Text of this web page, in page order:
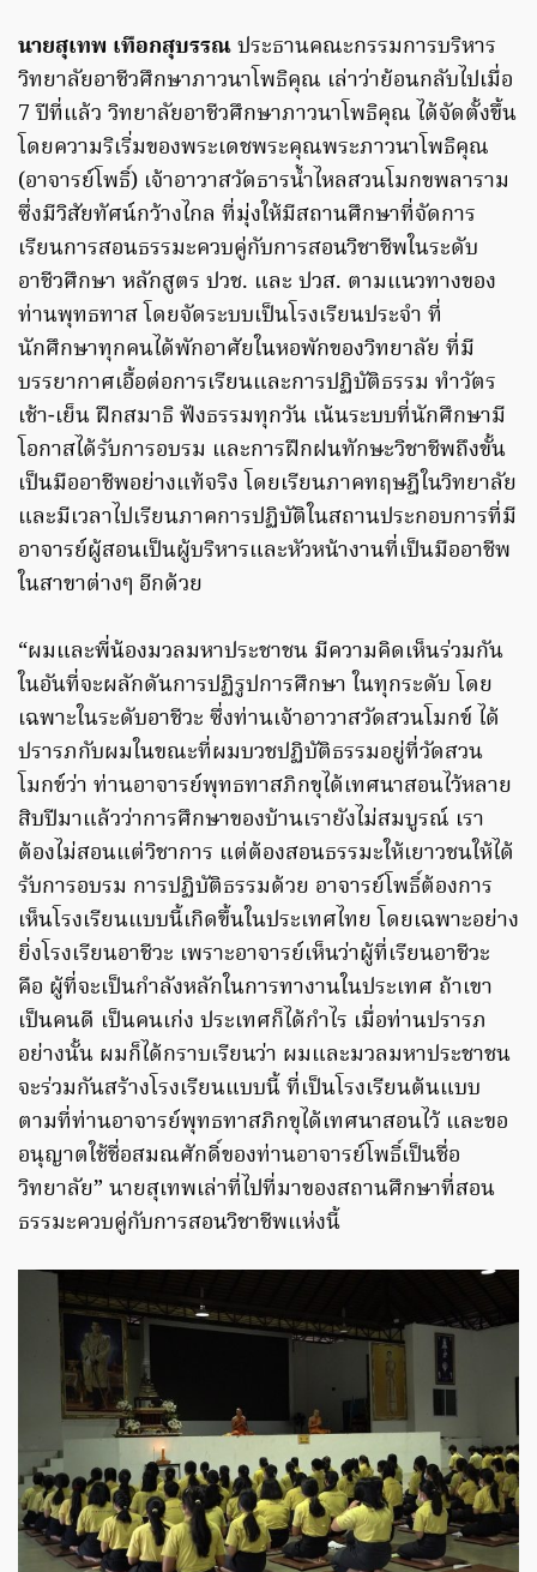
นายสุเทพ เทือกสุบรรณประธานคณะกรรมการบริหาร
วิทยาลัยอาชีวศึกษาภาวนาโพธิคุณ เล่าว่าย้อนกลับไปเมื่อ
7 ปีที่แล้ว วิทยาลัยอาชีวศึกษาภาวนาโพธิคุณ ได้จัดตั้งขึ้น
โดยความริเริ่มของพระเดชพระคุณพระภาวนาโพธิคุณ
(อาจารย์โพธิ์) เจ้าอาวาสวัดธารน้ำไหลสวนโมกขพลาราม
ซึ่งมีวิสัยทัศน์กว้างไกล ที่มุ่งให้มีสถานศึกษาที่จัดการ
เรียนการสอนธรรมะควบคู่กับการสอนวิชาชีพในระดับ
อาชีวศึกษา หลักสูตร ปวช. และ ปวส. ตามแนวทางของ
ท่านพุทธทาส โดยจัดระบบเป็นโรงเรียนประจำ ที่
นักศึกษาทุกคนได้พักอาศัยในหอพักของวิทยาลัย ที่มี
บรรยากาศเอื้อต่อการเรียนและการปฏิบัติธรรม ทำวัตร
เช้า-เย็น ฝึกสมาธิ ฟังธรรมทุกวัน เน้นระบบที่นักศึกษามี
โอกาสได้รับการอบรม และการฝึกฝนทักษะวิชาชีพถึงขั้น
เป็นมืออาชีพอย่างแท้จริง โดยเรียนภาคทฤษฎีในวิทยาลัย
และมีเวลาไปเรียนภาคการปฏิบัติในสถานประกอบการที่มี
อาจารย์ผู้สอนเป็นผู้บริหารและหัวหน้างานที่เป็นมืออาชีพ
ในสาขาต่างๆ อีกด้วย
“ผมและพี่น้องมวลมหาประชาชน มีความคิดเห็นร่วมกัน
ในอันที่จะผลักดันการปฏิรูปการศึกษา ในทุกระดับ โดย
เฉพาะในระดับอาชีวะ ซึ่งท่านเจ้าอาวาสวัดสวนโมกข์ ได้
ปรารภกับผมในขณะที่ผมบวชปฏิบัติธรรมอยู่ที่วัดสวน
โมกข์ว่า ท่านอาจารย์พุทธทาสภิกขุได้เทศนาสอนไว้หลาย
สิบปีมาแล้วว่าการศึกษาของบ้านเรายังไม่สมบูรณ์ เรา
ต้องไม่สอนแต่วิชาการ แต่ต้องสอนธรรมะให้เยาวชนให้ได้
รับการอบรม การปฏิบัติธรรมด้วย อาจารย์โพธิ์ต้องการ
เห็นโรงเรียนแบบนี้เกิดขึ้นในประเทศไทย โดยเฉพาะอย่าง
ยิ่งโรงเรียนอาชีวะ เพราะอาจารย์เห็นว่าผู้ที่เรียนอาชีวะ
คือ ผู้ที่จะเป็นกำลังหลักในการทางานในประเทศ ถ้าเขา
เป็นคนดี เป็นคนเก่ง ประเทศก็ได้กำไร เมื่อท่านปรารภ
อย่างนั้น ผมก็ได้กราบเรียนว่า ผมและมวลมหาประชาชน
จะร่วมกันสร้างโรงเรียนแบบนี้ ที่เป็นโรงเรียนต้นแบบ
ตามที่ท่านอาจารย์พุทธทาสภิกขุได้เทศนาสอนไว้ และขอ
อนุญาตใช้ชื่อสมณศักดิ์ของท่านอาจารย์โพธิ์เป็นชื่อ
วิทยาลัย” นายสุเทพเล่าที่ไปที่มาของสถานศึกษาที่สอน
ธรรมะควบคู่กับการสอนวิชาชีพแห่งนี้